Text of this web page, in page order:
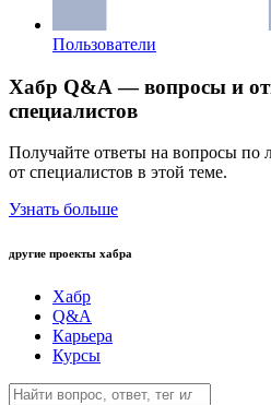
Пользователи
Хабр Q&A — вопросы и
специалистов
Получайте ответы на вопросы по
от специалистов в этой теме.
Узнать больше
другие проекты хабра
Хабр
Q&A
Карьера
Курсы